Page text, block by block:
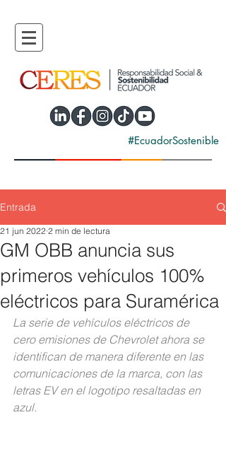
#EcuadorSostenible
Entrada
GM OBB anuncia sus
primeros vehículos 100%
eléctricos para Suramérica
21 jun 2022 2 min de lectura
La serie de vehículos eléctricos de
cero emisiones de Chevrolet ahora se
identifican de manera diferente en las
comunicaciones de la marca, con las
letras EV en el logotipo resaltadas en
azul.